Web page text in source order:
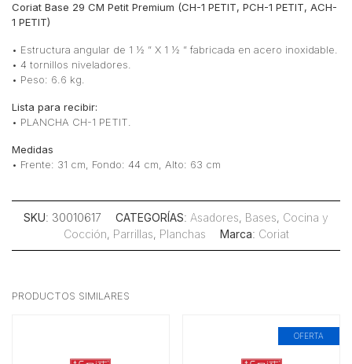
Coriat Base 29 CM Petit Premium (CH-1 PETIT, PCH-1 PETIT, ACH-
1 PETIT)
• Estructura angular de 1 ½ ” X 1 ½ ” fabricada en acero inoxidable.
• 4 tornillos niveladores.
• Peso: 6.6 kg.
Lista para recibir:
• PLANCHA CH-1 PETIT.
Medidas
• Frente: 31 cm, Fondo: 44 cm, Alto: 63 cm
SKU: 30010617 CATEGORÍAS: Asadores, Bases, Cocina y
Cocción, Parrillas, Planchas Marca: Coriat
PRODUCTOS SIMILARES
OFERTA